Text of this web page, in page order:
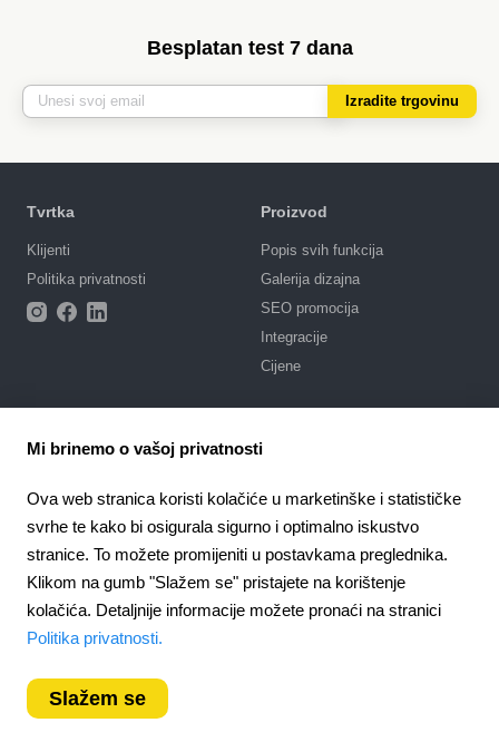
Besplatan test 7 dana
Izradite trgovinu
Tvrtka
Klijenti
Politika privatnosti
Proizvod
Popis svih funkcija
Galerija dizajna
SEO promocija
Integracije
Cijene
Portal za podršku s uputama
Partnerstvo
Partnerski program
4.6 924 recenzije
Croatia
Mi brinemo o vašoj privatnosti
Ova web stranica koristi kolačiće u marketinške i statističke
svrhe te kako bi osigurala sigurno i optimalno iskustvo
stranice. To možete promijeniti u postavkama preglednika.
Klikom na gumb "Slažem se" pristajete na korištenje
kolačića. Detaljnije informacije možete pronaći na stranici
Politika privatnosti.
Slažem se